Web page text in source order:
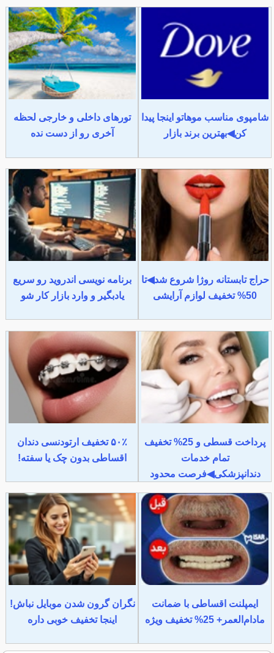
شامپوی مناسب موهاتو اینجا پیدا
کن◀بهترین برند بازار
تورهای داخلی و خارجی لحظه
آخری رو از دست نده
حراج تابستانه روژا شروع شد◀تا
50% تخفیف لوازم آرایشی
برنامه نویسی اندروید رو سریع
یادبگیر و وارد بازار کار شو
پرداخت قسطی و 25% تخفیف
تمام خدمات
دندانپزشکی◀فرصت محدود
۵۰٪ تخفیف ارتودنسی دندان
اقساطی بدون چک یا سفته!
ایمپلنت اقساطی با ضمانت
مادام‌العمر+ 25% تخفیف ویژه
نگران گرون شدن موبایل نباش!
اینجا تخفیف خوبی داره